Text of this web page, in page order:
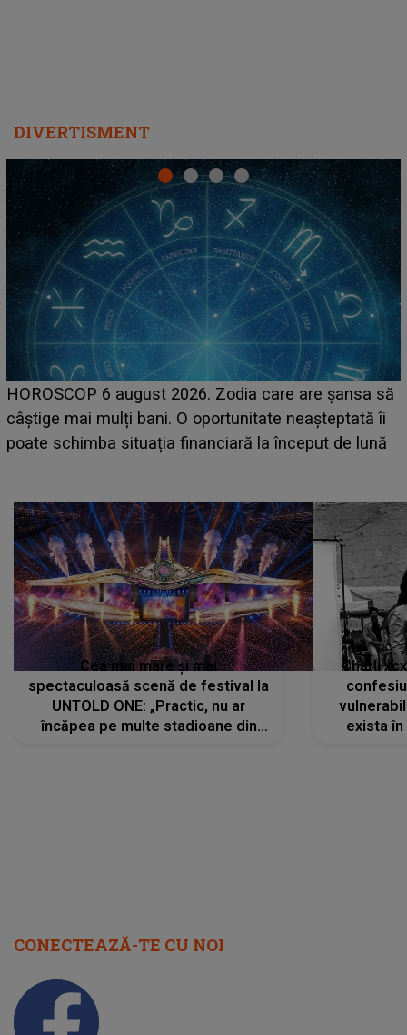
DIVERTISMENT
LINE-UP UNTOLD ONE, prima zi. Cine sunt artiștii
care deschid festivalul și de la ce ore au loc cele mai
așteptate concerte pe scena principală?
Cea mai mare și mai
spectaculoasă scenă de festival la
UNTOLD ONE: „Practic, nu ar
încăpea pe multe stadioane din
Charli
exista
CONECTEAZĂ-TE CU NOI